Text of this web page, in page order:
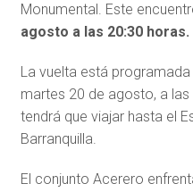
Monumental. Este
agosto a las 20:30 horas.
La vuelta está programada
martes 20 de agosto, a las
tendrá que viajar hasta el
Barranquilla.
El conjunto Acerero